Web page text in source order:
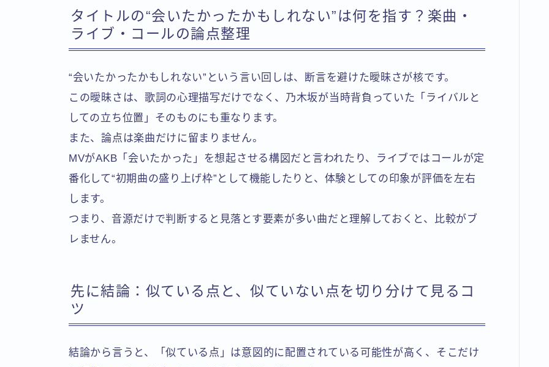
タイトルの“会いたかったかもしれない”は何を指す？楽曲・
ライブ・コールの論点整理
“会いたかったかもしれない”という言い回しは、断言を避けた曖昧さが核です。
この曖昧さは、歌詞の心理描写だけでなく、乃木坂が当時背負っていた「ライバルと
しての立ち位置」そのものにも重なります。
また、論点は楽曲だけに留まりません。
MVがAKB「会いたかった」を想起させる構図だと言われたり、ライブではコールが定
番化して“初期曲の盛り上げ枠”として機能したりと、体験としての印象が評価を左右
します。
つまり、音源だけで判断すると見落とす要素が多い曲だと理解しておくと、比較がブ
レません。
先に結論：似ている点と、似ていない点を切り分けて見るコ
ツ
結論から言うと、「似ている点」は意図的に配置されている可能性が高く、そこだけ